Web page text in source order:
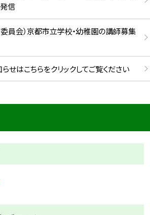
信
員会）京都市立学校・幼稚園の講師募集
せはこちらをクリックしてご覧ください